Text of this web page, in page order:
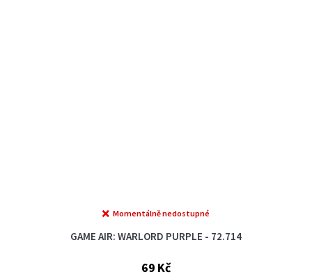
GAME AIR: WARLORD PURPLE - 72.714
Momentálně nedostupné
69 Kč